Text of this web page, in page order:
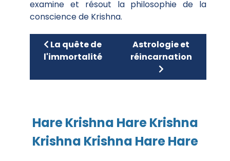
examine et résout la philosophie de la
conscience de Krishna.
Article précédent : La quête de
La quête de
l'immortalité
Article suivant :
Astrologie et
réincarnation
Hare Krishna Hare Krishna
Krishna Krishna Hare Hare